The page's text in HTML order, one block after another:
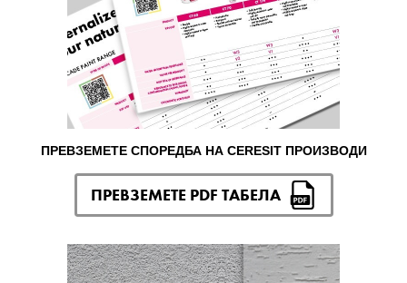
ПРЕВЗЕМЕТЕ СПОРЕДБА НА CERESIT ПРОИЗВОДИ
ПРЕВЗЕМЕТЕ PDF ТАБЕЛА